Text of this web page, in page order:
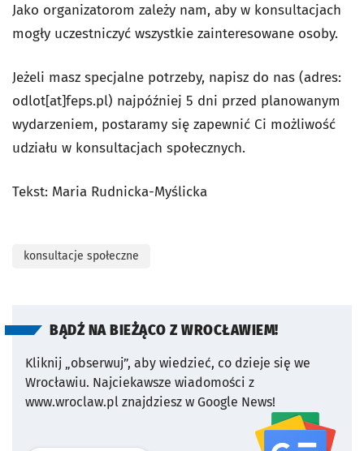
Jako organizatorom zależy nam, aby w konsultacjach
mogły uczestniczyć wszystkie zainteresowane osoby.
Jeżeli masz specjalne potrzeby, napisz do nas (adres:
odlot[at]feps.pl) najpóźniej 5 dni przed planowanym
wydarzeniem, postaramy się zapewnić Ci możliwość
udziału w konsultacjach społecznych.
Tekst: Maria Rudnicka-Myślicka
konsultacje społeczne
BĄDŹ NA BIEŻĄCO Z WROCŁAWIEM!
Kliknij „obserwuj”, aby wiedzieć, co dzieje się we
Wrocławiu. Najciekawsze wiadomości z
www.wroclaw.pl znajdziesz w Google News!